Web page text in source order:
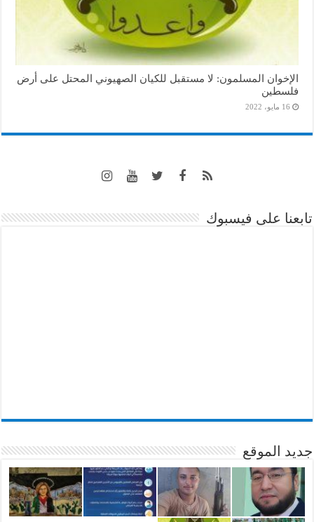
الإخوان المسلمون: لا مستقبل للكيان الصهيوني المحتل على أرض
فلسطين
16 مايو، 2022
تابعنا على فيسبوك
جديد الموقع